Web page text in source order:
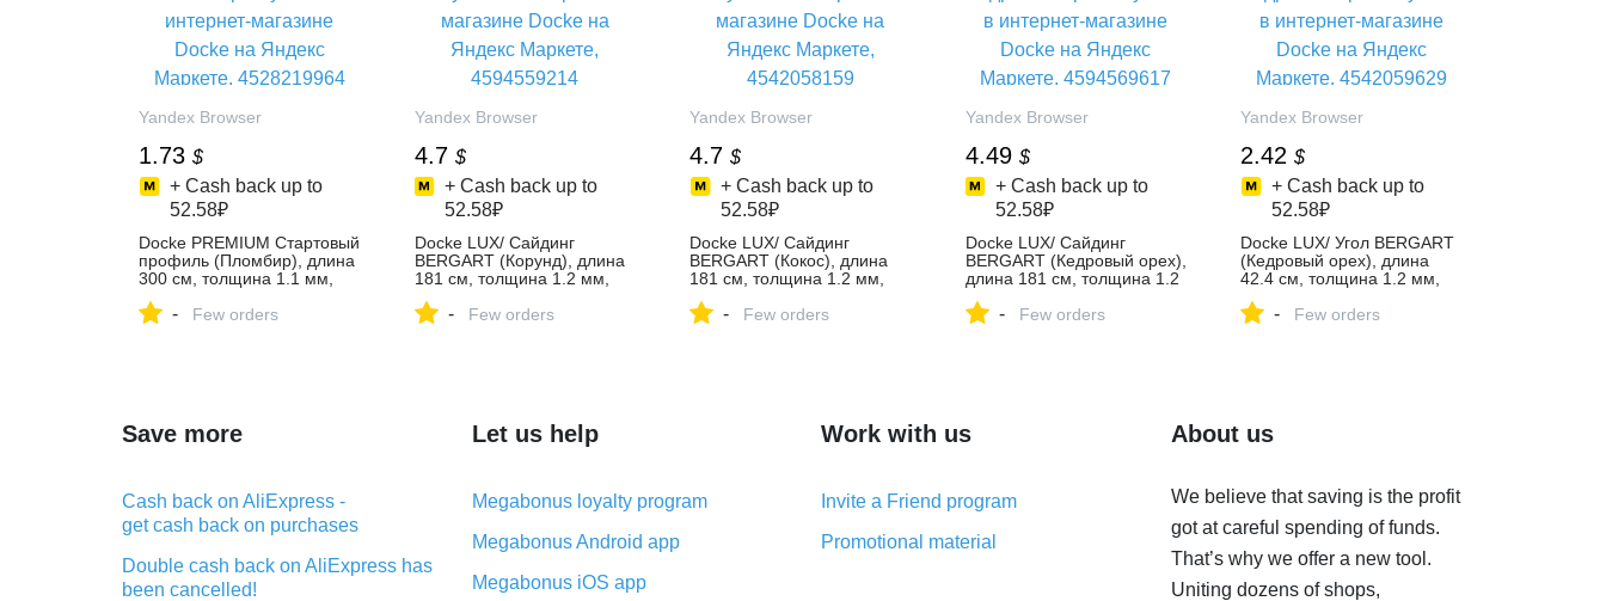
Yandex Browser
1.73 $
+ Cash back up to
52.58₽
Docke PREMIUM Стартовый
профиль (Пломбир), длина
300 см, толщина 1.1 мм,
интернет-магазине Docke
- Few orders
Yandex Browser
4.7 $
+ Cash back up to
52.58₽
Docke LUX/ Сайдинг
BERGART (Корунд), длина
181 см, толщина 1.2 мм,
интернет-магазине Docke
- Few orders
Yandex Browser
4.7 $
+ Cash back up to
52.58₽
Docke LUX/ Сайдинг
BERGART (Кокос), длина
181 см, толщина 1.2 мм,
интернет-магазине Docke
- Few orders
Yandex Browser
4.49 $
+ Cash back up to
52.58₽
Docke LUX/ Сайдинг
BERGART (Кедровый орех),
длина 181 см, толщина 1.2
купить в интернет-магазине
- Few orders
Yandex Browser
2.42 $
+ Cash back up to
52.58₽
Docke LUX/ Угол BERGART
(Кедровый орех), длина
42.4 см, толщина 1.2 мм,
купить в интернет-магазине
- Few orders
Save more
Cash back on AliExpress -
get cash back on purchases
Double cash back on AliExpress has
been cancelled!
Let us help
Megabonus loyalty program
Megabonus Android app
Megabonus iOS app
Work with us
Invite a Friend program
Promotional material
About us
We believe that saving is the profit
got at careful spending of funds.
That’s why we offer a new tool.
Uniting dozens of shops,